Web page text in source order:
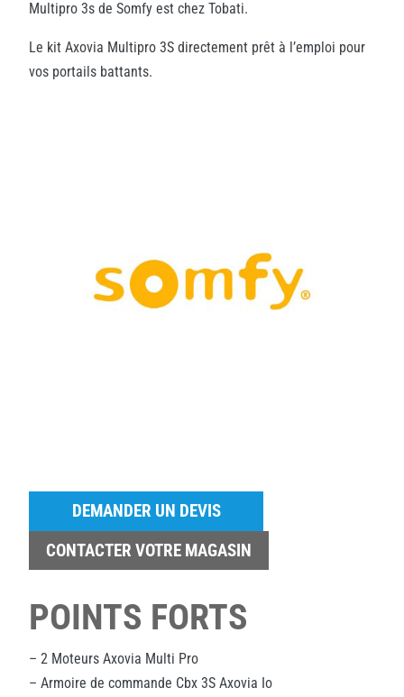
Multipro 3s de Somfy est chez Tobati.
Le kit Axovia Multipro 3S directement prêt à l’emploi pour
vos portails battants.
DEMANDER UN DEVIS
CONTACTER VOTRE MAGASIN
POINTS FORTS
– 2 Moteurs Axovia Multi Pro
– Armoire de commande Cbx 3S Axovia Io